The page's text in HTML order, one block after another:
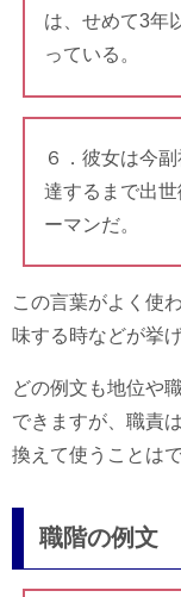
は、せめて3年
っている。
６．彼女は今
達するまで出
ーマンだ。
この言葉がよく使
味する時などが挙
どの例文も地位や
できますが、職責
換えて使うことは
職階の例文